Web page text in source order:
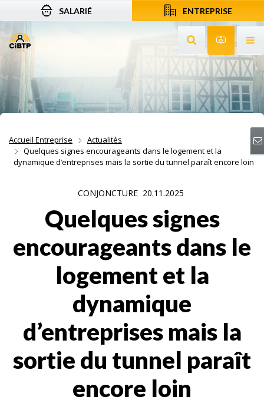
Aller au contenu
Aller à la recherche
Aller à la navigation
SALARIÉ ENTREPRISE
Rechercher sur
Accueil Entreprise
Actualités
Quelques signes encourageants dans le logement et la
dynamique d’entreprises mais la sortie du tunnel paraît encore loin
CONJONCTURE 20.11.2025
Quelques signes
encourageants dans le
logement et la
dynamique
d’entreprises mais la
sortie du tunnel paraît
encore loin